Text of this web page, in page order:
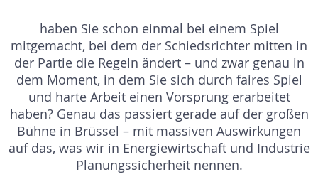
haben Sie schon einmal bei einem Spiel
mitgemacht, bei dem der Schiedsrichter mitten in
der Partie die Regeln ändert – und zwar genau in
dem Moment, in dem Sie sich durch faires Spiel
und harte Arbeit einen Vorsprung erarbeitet
haben? Genau das passiert gerade auf der großen
Bühne in Brüssel – mit massiven Auswirkungen
auf das, was wir in Energiewirtschaft und Industrie
Planungssicherheit nennen.